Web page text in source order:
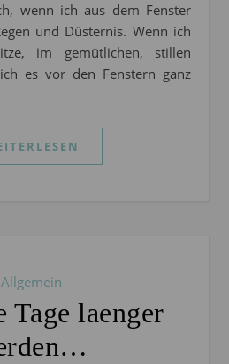
und Düsternis. Wenn ich
im gemütlichen, stillen
es vor den Fenstern ganz
Allgemein
Tage laenger